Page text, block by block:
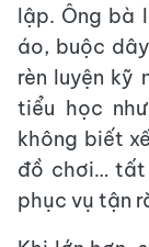
lập. Ông bà
áo, buộc
rèn luyện kỹ
tiểu học
không biết
đồ chơi… tất
phục vụ tận